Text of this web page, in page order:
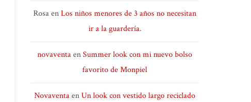
RosaenLos niños menores de 3 años no necesitan
ir a la guardería.
novaventaenSummer look con mi nuevo bolso
favorito de Monpiel
NovaventaenUn look con vestido largo reciclado